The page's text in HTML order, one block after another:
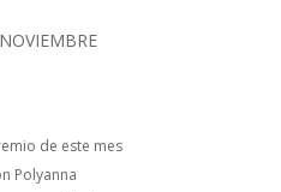
de este mes
Polyanna